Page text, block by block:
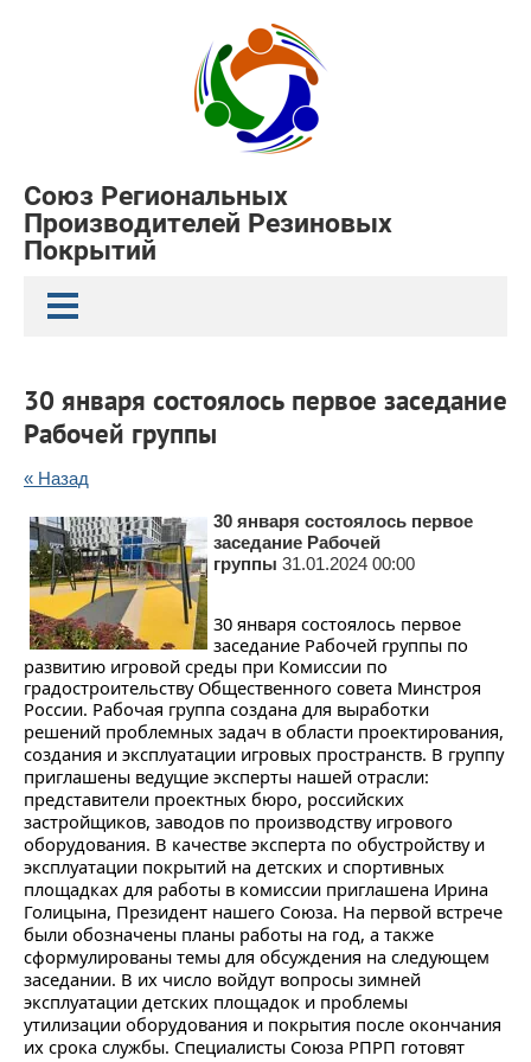
Союз Региональных
Производителей Резиновых
Покрытий
30 января состоялось первое заседание
Рабочей группы
« Назад
30 января состоялось первое
заседание Рабочей
группы 31.01.2024 00:00
30 января состоялось первое
заседание Рабочей группы по
развитию игровой среды при Комиссии по
градостроительству Общественного совета Минстроя
России. Рабочая группа создана для выработки
решений проблемных задач в области проектирования,
создания и эксплуатации игровых пространств. В группу
приглашены ведущие эксперты нашей отрасли:
представители проектных бюро, российских
застройщиков, заводов по производству игрового
оборудования. В качестве эксперта по обустройству и
эксплуатации покрытий на детских и спортивных
площадках для работы в комиссии приглашена Ирина
Голицына, Президент нашего Союза. На первой встрече
были обозначены планы работы на год, а также
сформулированы темы для обсуждения на следующем
заседании. В их число войдут вопросы зимней
эксплуатации детских площадок и проблемы
утилизации оборудования и покрытия после окончания
их срока службы. Специалисты Союза РПРП готовят